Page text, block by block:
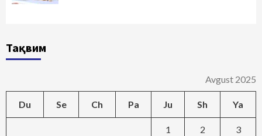
Тақвим
Avgust 2025
Du Se Ch Pa Ju Sh Ya
1 2 3